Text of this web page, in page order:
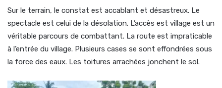
Sur le terrain, le constat est accablant et désastreux. Le
spectacle est celui de la désolation. L’accès est village est un
véritable parcours de combattant. La route est impraticable
à l’entrée du village. Plusieurs cases se sont effondrées sous
la force des eaux. Les toitures arrachées jonchent le sol.